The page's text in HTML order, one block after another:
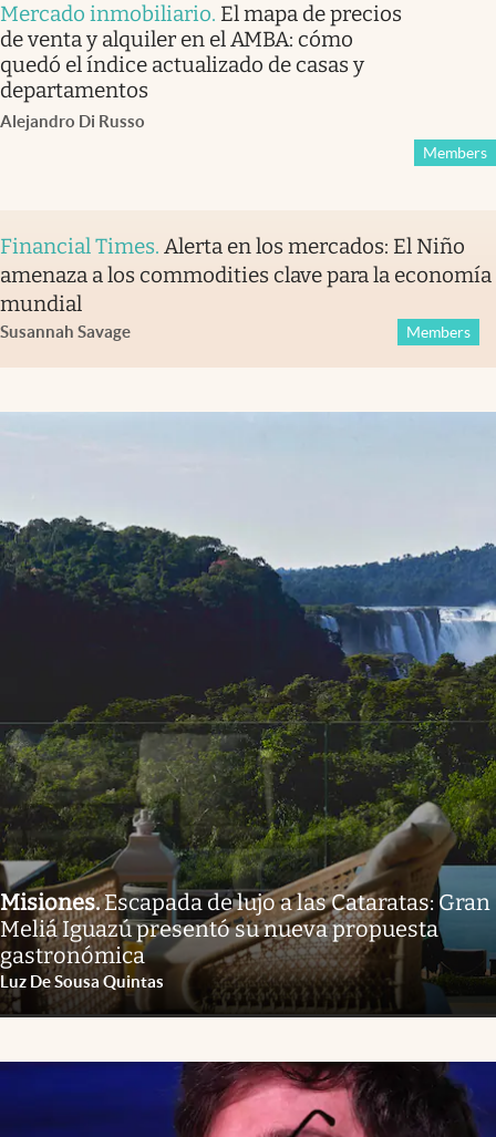
Mercado inmobiliario. El mapa de precios
de venta y alquiler en el AMBA: cómo
quedó el índice actualizado de casas y
departamentos
Alejandro Di Russo
Members
Financial Times. Alerta en los mercados: El Niño
amenaza a los commodities clave para la economía
mundial
Susannah Savage Members
Misiones.Escapada de lujo a las Cataratas: Gran
Meliá Iguazú presentó su nueva propuesta
gastronómica
Luz De Sousa Quintas